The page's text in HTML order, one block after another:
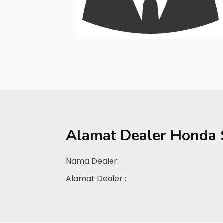
Alamat Dealer Honda
Nama Dealer:
Alamat Dealer :